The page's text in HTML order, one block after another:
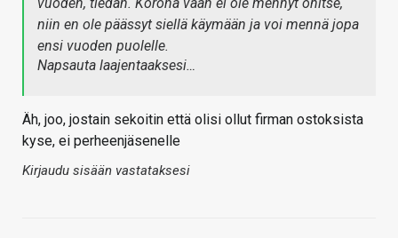
niin en ole päässyt siellä käymään ja voi mennä jopa
ensi vuoden puolelle.
Napsauta laajentaaksesi…
Äh, joo, jostain sekoitin että olisi ollut firman ostoksista
kyse, ei perheenjäsenelle
Kirjaudu sisään vastataksesi